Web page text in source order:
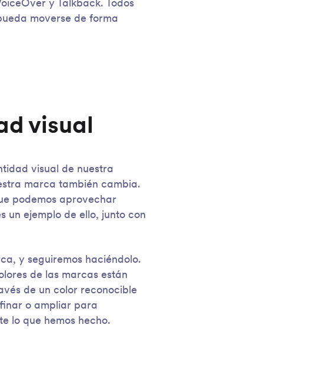
y Talkback. Todos
moverse de forma
visual
visual de nuestra
marca también cambia.
podemos aprovechar
un ejemplo de ello, junto con
y seguiremos haciéndolo.
de las marcas están
de un color reconocible
o ampliar para
lo que hemos hecho.